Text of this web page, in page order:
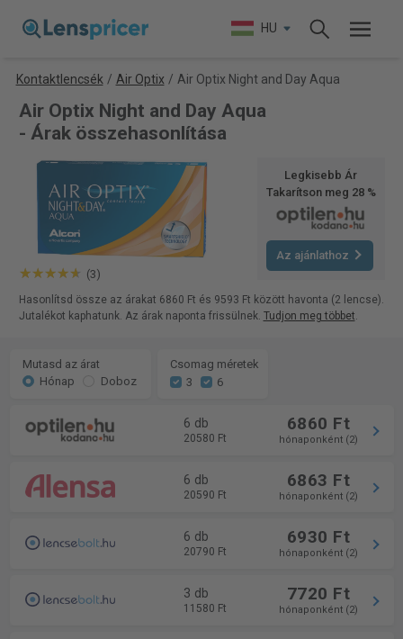
HU
Kontaktlencsék / Air Optix / Air Optix Night and Day Aqua
Air Optix Night and Day Aqua
- Árak összehasonlítása
(3)
Legkisebb Ár
Takarítson meg 28 %
Az ajánlathoz
Hasonlítsd össze az árakat 6860 Ft és 9593 Ft között havonta (2 lencse).
Jutalékot kaphatunk. Az árak naponta frissülnek. Tudjon meg többet.
Mutasd az árat
Hónap
Doboz
Csomag méretek
3
6
6 db
20580 Ft
6860 Ft
hónaponként (2)
6 db
20590 Ft
6863 Ft
hónaponként (2)
6 db
20790 Ft
6930 Ft
hónaponként (2)
3 db
11580 Ft
7720 Ft
hónaponként (2)